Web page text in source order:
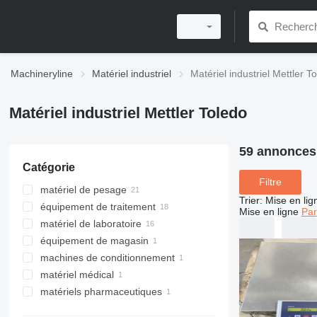
Machineryline Matériel industriel Matériel industriel Mettler
Matériel industriel Mettler Toledo
Catégorie
matériel de pesage
trieuses pondérales
balances à plateforme
balances commerciales
balances de laboratoire
pèse-palettes
balances de réception
équipement de traitement
détecteurs de métaux industriels
matériel de laboratoire
balances de laboratoire
autre matériel de laboratoire
équipement de magasin
matériel POS
machines de conditionnement
machines à étiqueter
matériel médical
matériel de diagnostic médical
matériels pharmaceutiques
59
Filtre
Trier: Mise en
Mise en ligne